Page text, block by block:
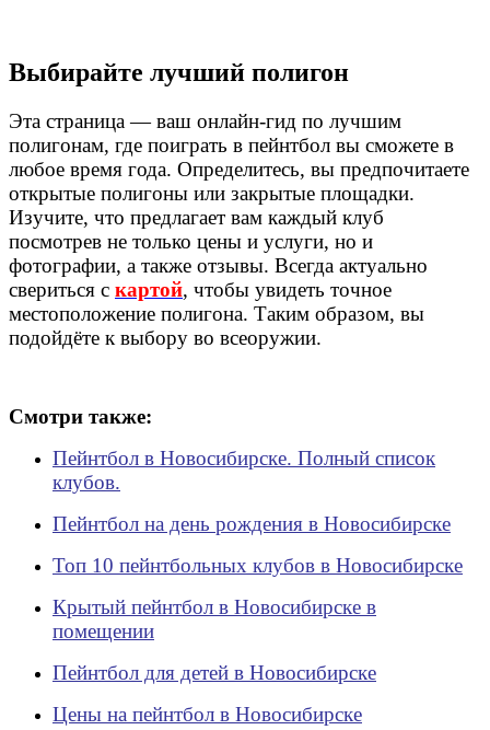
Выбирайте лучший полигон
Эта страница — ваш онлайн-гид по лучшим
полигонам, где поиграть в пейнтбол вы сможете в
любое время года. Определитесь, вы предпочитаете
открытые полигоны или закрытые площадки.
Изучите, что предлагает вам каждый клуб
посмотрев не только цены и услуги, но и
фотографии, а также отзывы. Всегда актуально
свериться с картой, чтобы увидеть точное
местоположение полигона. Таким образом, вы
подойдёте к выбору во всеоружии.
Смотри также:
Пейнтбол в Новосибирске. Полный список
клубов.
Пейнтбол на день рождения в Новосибирске
Топ 10 пейнтбольных клубов в Новосибирске
Крытый пейнтбол в Новосибирске в
помещении
Пейнтбол для детей в Новосибирске
Цены на пейнтбол в Новосибирске